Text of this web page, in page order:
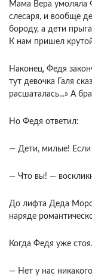
Мама Вера умоляла
слесаря, и вообще
бороду, а дети
К нам пришел
Наконец, Федя
тут девочка Галя
расшаталась...» А
Но Федя ответил:
— Дети, милые! Если
— Что вы! —
До лифта Деда
наряде
Когда Федя уже
— Нет у нас